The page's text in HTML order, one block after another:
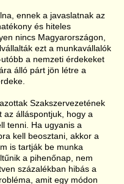
ennek a javaslatnak az
és hiteles
nincs Magyarországon,
ezt a munkavállalók
a nemzeti érdekeket
álló párt jön létre a
Szakszervezetének
az álláspontjuk, hogy a
tenni. Ha ugyanis a
kell beosztani, akkor a
is tartják be munka
a pihenőnap, nem
százalékban hibás a
amit egy módon